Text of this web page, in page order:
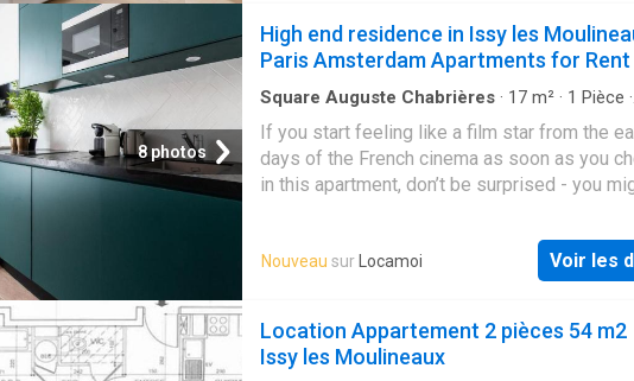
détails et imaginez les possibilités.
dès aujourd'hui pour plus d'informations !
8 photos
High end residence in Issy les
Paris Amsterdam Apartments for Rent
Square Auguste Chabrières · 17 m² · 1 Pièce ·
Appartement
If you start feeling like a film star from the
days of the French cinema as soon as you
in this apartment, don’t be surprised - you
belonged to a French company that
strips. Prepare to dream your most cinematic
décor honours the heritage of the building with
photographic references to classic movies.
Nouveau sur Locamoi Voir les
Location Appartement 2 pièces 54 m2
Issy les Moulineaux